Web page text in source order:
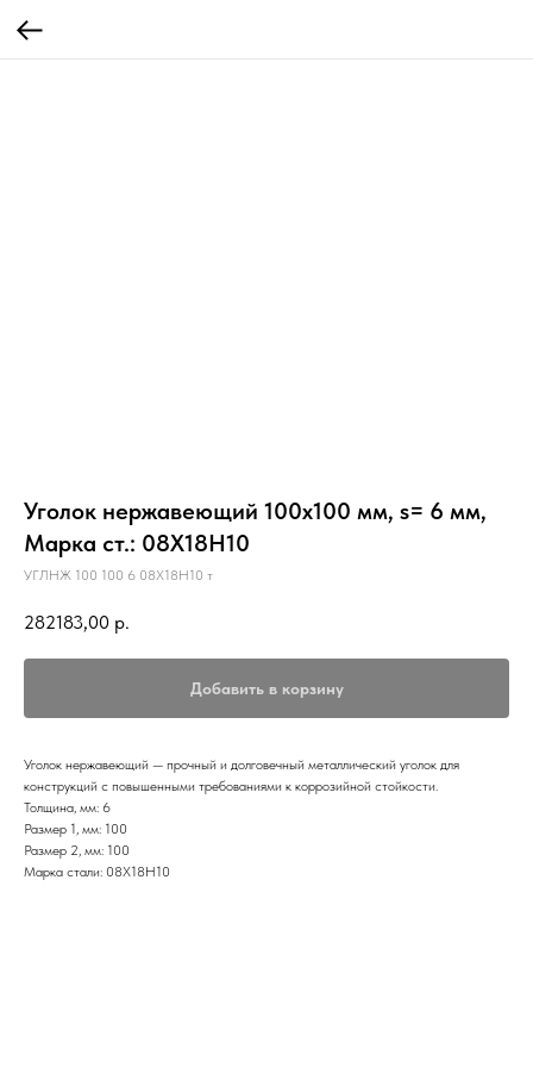
Уголок нержавеющий 100х100 мм, s= 6 мм,
Марка ст.: 08Х18Н10
УГЛНЖ 100 100 6 08Х18Н10 т
282183,00 р.
Добавить в корзину
Уголок нержавеющий — прочный и долговечный металлический уголок для
конструкций с повышенными требованиями к коррозийной стойкости.
Толщина, мм: 6
Размер 1, мм: 100
Размер 2, мм: 100
Марка стали: 08Х18Н10